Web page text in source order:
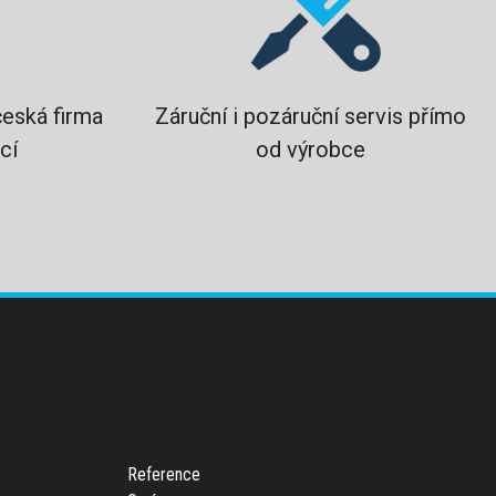
firma
Záruční i pozáruční servis přímo
od výrobce
Reference